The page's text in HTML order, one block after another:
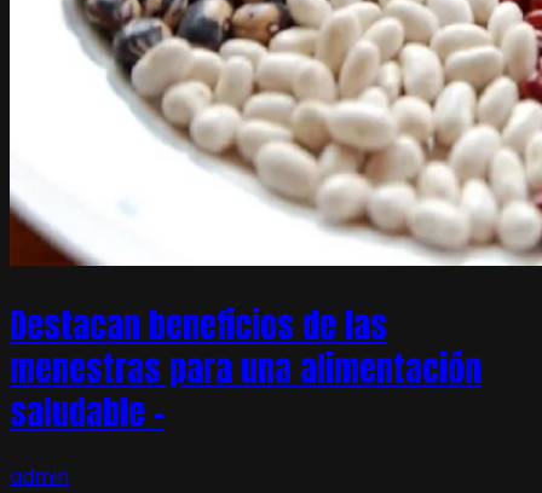
Destacan beneficios de las
menestras para una alimentación
saludable –
admin